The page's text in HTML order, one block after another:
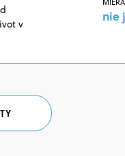
v
nie